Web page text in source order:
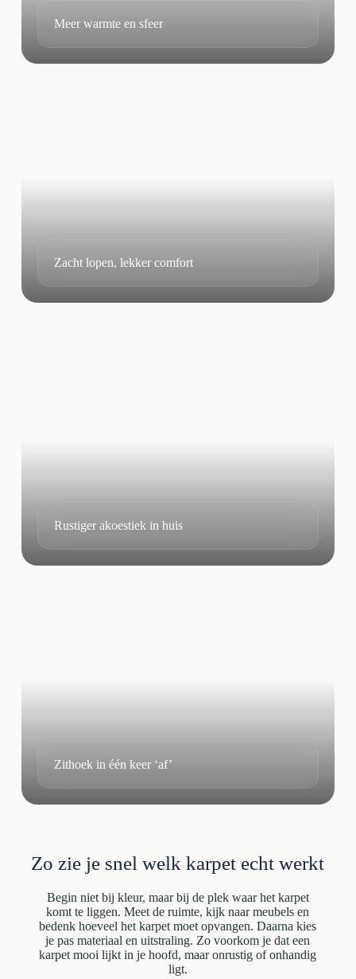
Meer warmte en sfeer
Zacht lopen, lekker comfort
Rustiger akoestiek in huis
Zithoek in één keer ‘af’
Zo zie je snel welk karpet echt werkt
Begin niet bij kleur, maar bij de plek waar het karpet
komt te liggen. Meet de ruimte, kijk naar meubels en
bedenk hoeveel het karpet moet opvangen. Daarna kies
je pas materiaal en uitstraling. Zo voorkom je dat een
karpet mooi lijkt in je hoofd, maar onrustig of onhandig
ligt.